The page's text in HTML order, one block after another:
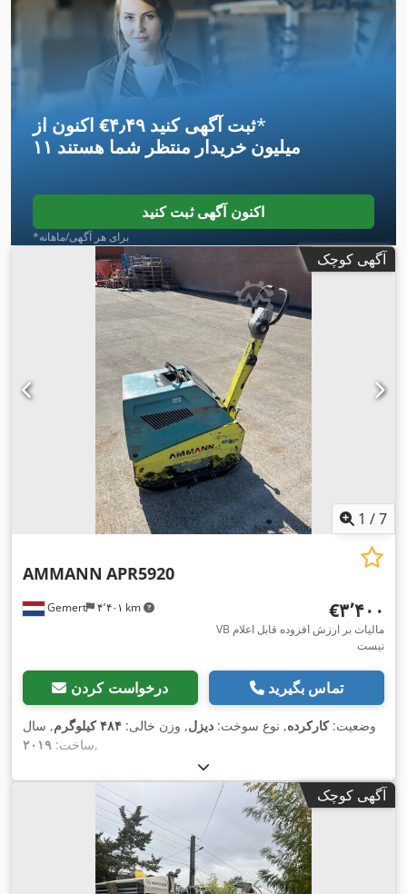
اکنون از ‎€۴٫۴۹ ثبت آگهی کنید*
۱۱ میلیون خریدار منتظر شما هستند
اکنون آگهی ثبت کنید
*برای هر آگهی/ماهانه
آگهی کوچک
1 /7
Gemert ۴٬۴۰۱ km
AMMANN APR5920
‎€۳٬۴۰۰
VB مالیات بر ارزش افزوده قابل اعلام
نیست
درخواست کردن تماس بگیرید
وضعیت:کارکرده, نوع سوخت: دیزل, وزن خالی: ۴۸۴ کیلوگرم
, سال
ساخت: ۲۰۱۹ ,
آگهی کوچک